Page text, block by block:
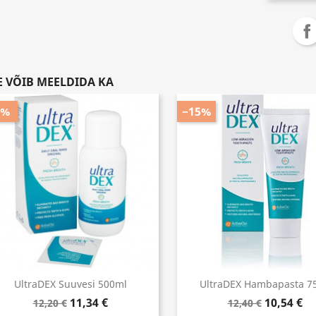
VÕIB MEELDIDA KA
UltraDEX Suuvesi 500ml
12,20 € 11,34 €
UltraDEX Hambapasta
12,40 € 10,54 €
−15%